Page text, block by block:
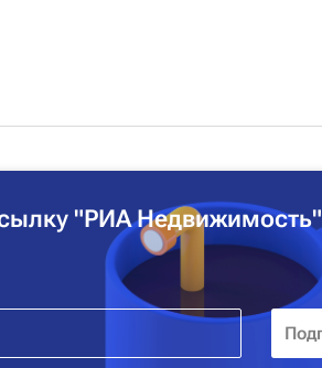
"РИА Недвижимость"